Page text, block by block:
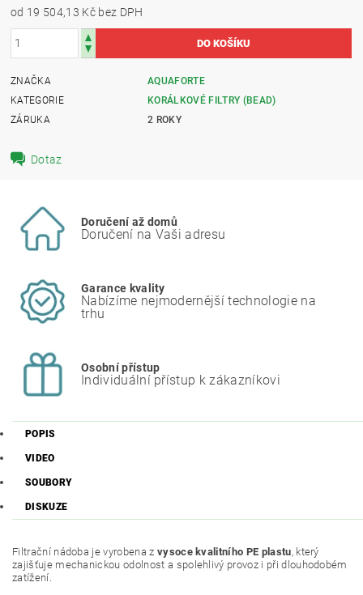
od 19 504,13 Kč bez DPH
ZNAČKA
AQUAFORTE
KATEGORIE
KORÁLKOVÉ FILTRY (BEAD)
ZÁRUKA
2 ROKY
Dotaz
Doručení až domů
Doručení na Vaši adresu
Garance kvality
Nabízíme nejmodernější technologie na
trhu
Osobní přístup
Individuální přístup k zákazníkovi
POPIS
VIDEO
SOUBORY
DISKUZE
Filtrační nádoba je vyrobena z vysoce kvalitního PE plastu, který
zajišťuje mechanickou odolnost a spolehlivý provoz i při dlouhodobém
zatížení.